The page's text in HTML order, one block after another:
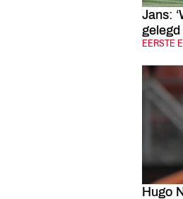
Jans:
gelegd
EERSTE
Hugo